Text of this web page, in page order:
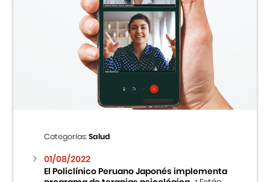
Categorías:Salud
01/08/2022
El Policlínico Peruano Japonés implementa